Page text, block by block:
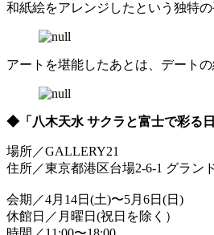
和紙絵をアレンジしたという独特
アートを堪能したあとは、デート
◆「八木天水 サクラと富士で彩る日
場所／GALLERY21
住所／東京都港区台場2-6-1 グラン
会期／4月14日(土)〜5月6日(日)
休館日／月曜日(祝日を除く）